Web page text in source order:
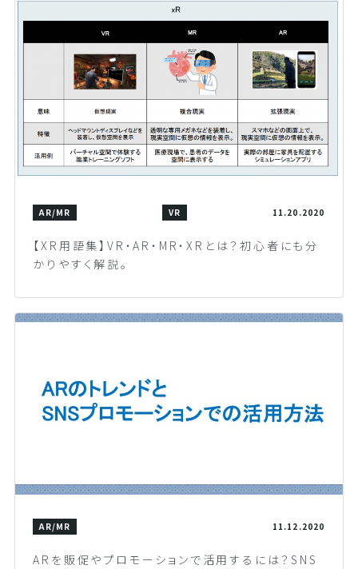
AR/MR VR 11.20.2020
【XR用語集】VR・AR・MR・XRとは？初心者にも分
かりやすく解説。
AR/MR 11.12.2020
ARを販促やプロモーションで活用するには？SNS